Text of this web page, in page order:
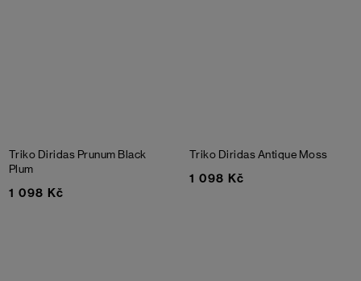
Triko Diridas Prunum Black
Plum
1 098 Kč
Triko DiridasAntique Moss
1 098 Kč